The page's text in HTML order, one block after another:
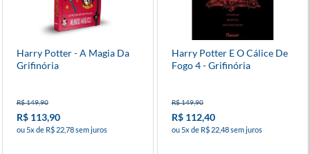
Harry Potter - A Magia Da
Grifinória
R$ 149,90
R$ 113,90
ou 5x de R$ 22,78 sem juros
Harry Potter E O Cálice De
Fogo 4 - Grifinória
R$ 149,90
R$ 112,40
ou 5x de R$ 22,48 sem juros